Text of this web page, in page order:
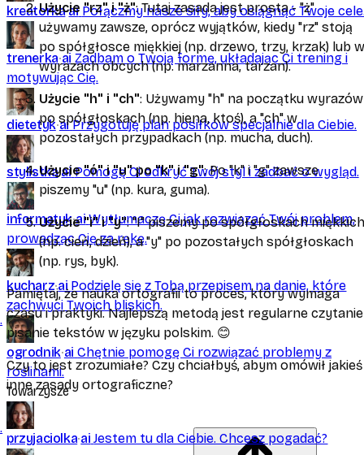
kreatorka ai Połączmy nasze siły, aby osiągnąć Twoje
trenerka ai Zadbam o Twoją formę, układając Ci trening i
motywując Cię.
dietetyk ai Przygotuję plan posiłków specjalnie dla Ciebie.
stylistka ai Pomogę Ci odkryć Twój styl i zadbać o wygląd.
informatyk ai Wytłumaczę Ci jak rozwiązać Twój problem,
prowadząc Cię za rękę.
kucharz ai Podzielę się z Tobą przepisem na danie, które
zachwyci Twoich bliskich.
ogrodnik ai Chętnie pomogę Ci rozwiązać problemy z
roślinami.
Towarzysze
przyjaciolka ai Jestem tu dla Ciebie. Chcesz pogadać?
Użycie "rz" i "ż": Tutaj zasada jest prosta - "ż"
używamy zawsze, oprócz wyjątków, kiedy "rz" stoją
po spółgłosce miękkiej (np. drzewo, trzy, krzak) lub w
wyrazach obcych (np. marzanna, tarzan).
Użycie "h" i "ch": Używamy "h" na początku
po spółgłoskach (np. hiena, ktoś), a "ch" w
pozostałych przypadkach (np. mucha, duch).
Użycie "ó" i "u" po "k" i "g": Po "k" i "g" zawsze
piszemy "u" (np. kura, guma).
Użycie "i" i "y": "I" piszemy po spółgłoskach miękkich
(np. cień, dzień), a "y" po pozostałych spółgłoskach
(np. rys, byk).
Pamiętaj, że nauka ortografii to proces, który wymaga
czasu i praktyki. Najlepszą metodą jest regularne
pisanie tekstów w języku polskim. 😊
Czy to jest zrozumiałe? Czy chciałbyś, abym omówił jakieś
inne zasady ortograficzne?